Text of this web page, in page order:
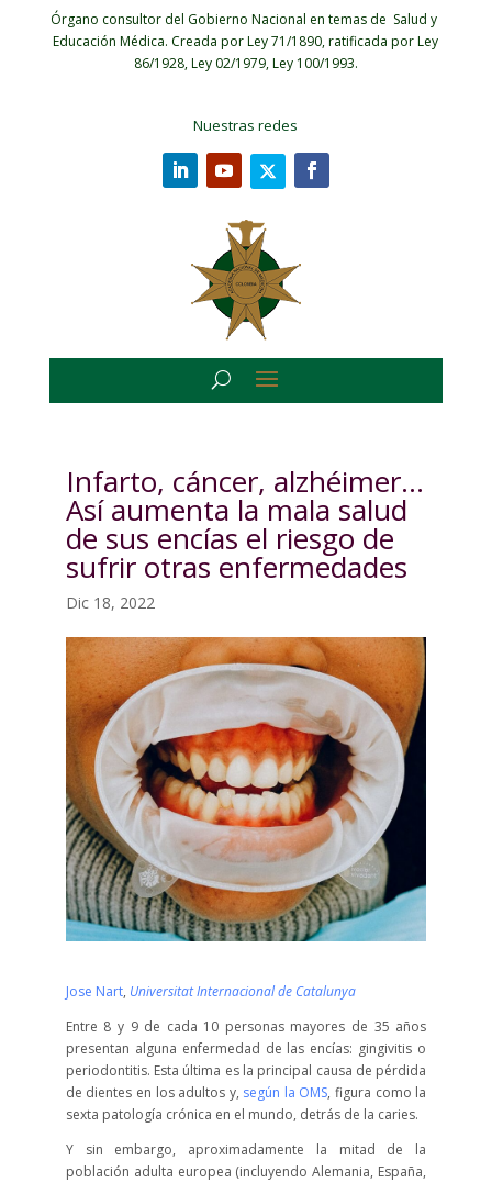
Órgano consultor del Gobierno Nacional en temas de Salud y
Educación Médica. Creada por Ley 71/1890, ratificada por Ley
86/1928, Ley 02/1979, Ley 100/1993.
Nuestras redes
Infarto, cáncer, alzhéimer…
Así aumenta la mala salud
de sus encías el riesgo de
sufrir otras enfermedades
Dic 18, 2022
Jose Nart, Universitat Internacional de Catalunya
Entre 8 y 9 de cada 10 personas mayores de 35 años
presentan alguna enfermedad de las encías: gingivitis o
periodontitis. Esta última es la principal causa de pérdida
de dientes en los adultos y, según la OMS, figura como la
sexta patología crónica en el mundo, detrás de la caries.
Y sin embargo, aproximadamente la mitad de la
población adulta europea (incluyendo Alemania, España,